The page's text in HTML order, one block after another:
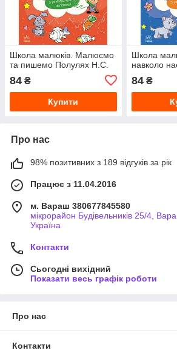
Школа малюків. Малюємо
та пишемо Полулях Н.С.
84 ₴
Купити
Школа
навколо
84₴
Про нас
98% позитивних з 189 відгуків за рік
Працює з 11.04.2016
м. Вараш 380677845580
мікрорайон Будівельників 25/4,
Україна
Контакти
Сьогодні вихідний
Показати весь графік роботи
Про нас
Контакти